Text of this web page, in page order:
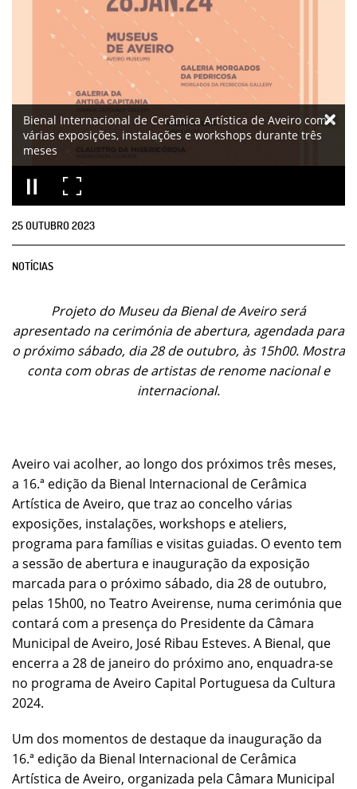
Bienal Internacional de Cerâmica Artística de Aveiro com
várias exposições, instalações e workshops durante três
meses
25OUTUBRO2023
NOTÍCIAS
Projeto do Museu da Bienal de Aveiro será
apresentado na cerimónia de abertura, agendada para
o próximo sábado, dia 28 de outubro, às 15h00. Mostra
conta com obras de artistas de renome nacional e
internacional.
Aveiro vai acolher, ao longo dos próximos três meses,
a 16.ª edição da Bienal Internacional de Cerâmica
Artística de Aveiro, que traz ao concelho várias
exposições, instalações, workshops e ateliers,
programa para famílias e visitas guiadas. O evento tem
a sessão de abertura e inauguração da exposição
marcada para o próximo sábado, dia 28 de outubro,
pelas 15h00, no Teatro Aveirense, numa cerimónia que
contará com a presença do Presidente da Câmara
Municipal de Aveiro, José Ribau Esteves. A Bienal, que
encerra a 28 de janeiro do próximo ano, enquadra-se
no programa de Aveiro Capital Portuguesa da Cultura
2024.
Um dos momentos de destaque da inauguração da
16.ª edição da Bienal Internacional de Cerâmica
Artística de Aveiro, organizada pela Câmara Municipal